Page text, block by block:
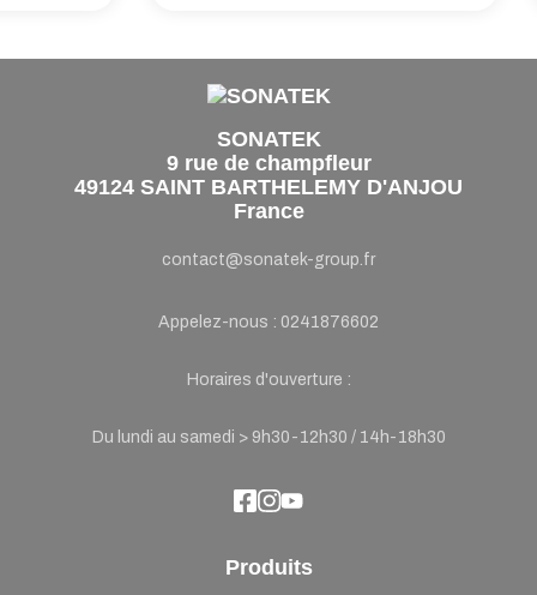
SONATEK
9 rue de champfleur
49124 SAINT BARTHELEMY D'ANJOU
France
contact@sonatek-group.fr
Appelez-nous : 0241876602
Horaires d'ouverture :
Du lundi au samedi > 9h30-12h30 / 14h-18h30
Produits